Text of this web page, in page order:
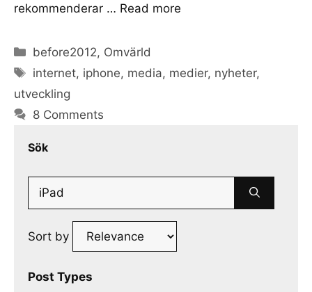
rekommenderar … Read more
Categories
before2012, Omvärld
Tags
internet, iphone, media, medier, nyheter,
utveckling
8 Comments
Sök
Search
Sort by
Post Types